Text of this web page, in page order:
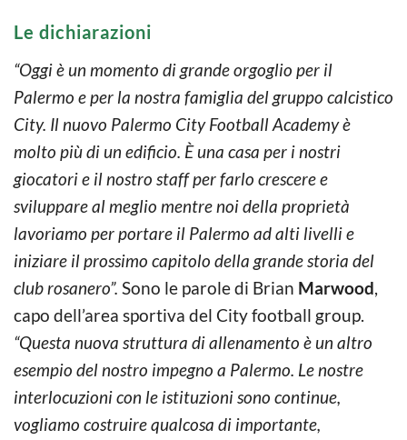
Le dichiarazioni
“Oggi è un momento di grande orgoglio per il
Palermo e per la nostra famiglia del gruppo calcistico
City. Il nuovo Palermo City Football Academy è
molto più di un edificio. È una casa per i nostri
giocatori e il nostro staff per farlo crescere e
sviluppare al meglio mentre noi della proprietà
lavoriamo per portare il Palermo ad alti livelli e
iniziare il prossimo capitolo della grande storia del
club rosanero”. Sono le parole di Brian Marwood,
capo dell’area sportiva del City football group.
“Questa nuova struttura di allenamento è un altro
esempio del nostro impegno a Palermo. Le nostre
interlocuzioni con le istituzioni sono continue,
vogliamo costruire qualcosa di importante,